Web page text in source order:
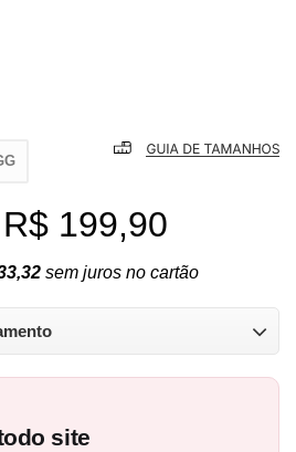
R$ 199,90
sem juros no cartão
site